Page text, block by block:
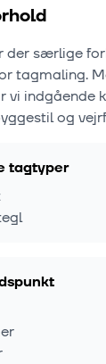
der særlige
tagmaling.
vi indgående
og
tagtyper